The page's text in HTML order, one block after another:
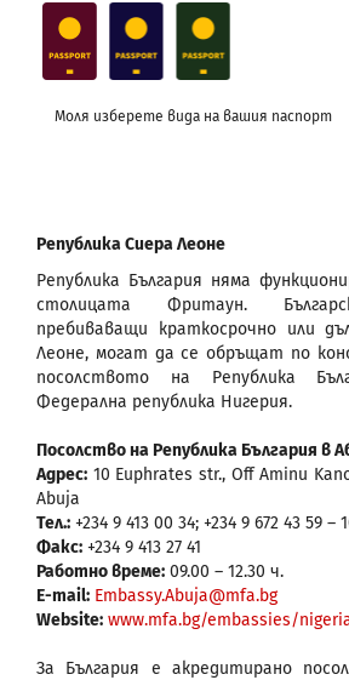
Моля изберете вида на вашия паспорт
Република Сиера Леоне
Република България няма
столицата Фритаун.
пребиваващи краткосрочно или
Леоне, могат да се обръщат по
посолството на Република
Федерална република Нигерия.
Посолство на Република България в
Адрес: 10 Euphrates str., Off Aminu
Abuja
Тел.: +234 9 413 00 34; +234 9 672 43 59 –
Факс: +234 9 413 27 41
Работно време: 09.00 – 12.30 ч.
E-mail: Embassy.Abuja@mfa.bg
Website: www.mfa.bg/embassies/
За България е акредитирано